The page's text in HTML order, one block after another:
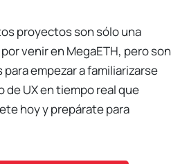
proyectos son sólo una
venir en MegaETH, pero son
empezar a familiarizarse
de UX en tiempo real que
hoy y prepárate para